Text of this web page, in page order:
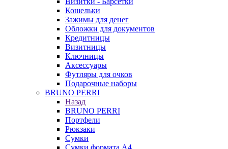
Кошельки
Зажимы для денег
Обложки для документов
Кредитницы
Визитницы
Ключницы
Аксессуары
Футляры для очков
Подарочные наборы
BRUNO PERRI
Назад
BRUNO PERRI
Портфели
Рюкзаки
Сумки
Сумки формата А4